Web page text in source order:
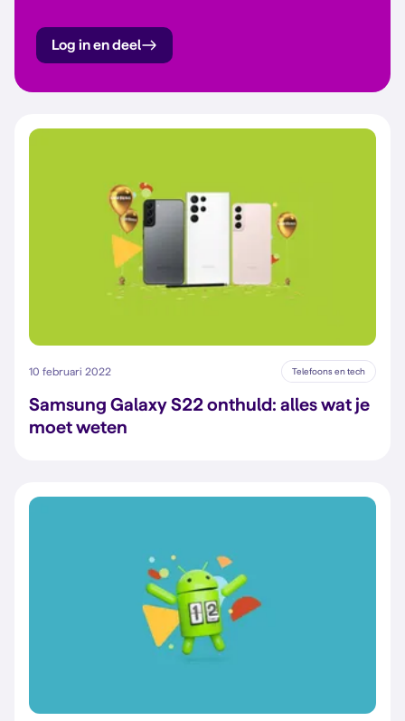
Log in en deel
10 februari 2022 Telefoons en tech
Samsung Galaxy S22 onthuld: alles wat je
moet weten